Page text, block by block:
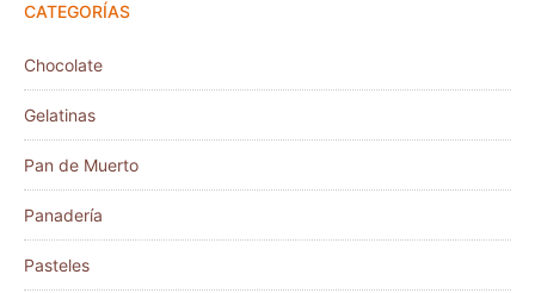
CATEGORÍAS
Chocolate
Gelatinas
Pan de Muerto
Panadería
Pasteles